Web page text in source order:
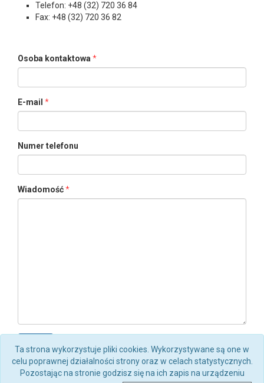
Telefon: +48 (32) 720 36 84
Fax: +48 (32) 720 36 82
Osoba kontaktowa
E-mail
Numer telefonu
Wiadomość
Ta strona wykorzystuje pliki cookies. Wykorzystywane są one w
celu poprawnej działalności strony oraz w celach statystycznych.
Pozostając na stronie godzisz się na ich zapis na urządzeniu